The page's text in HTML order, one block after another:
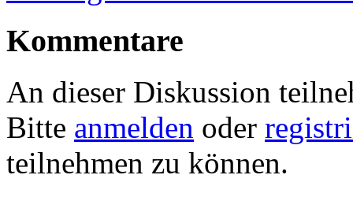
Kommentare
An dieser Diskussion
Bitte anmelden oder
teilnehmen zu können.